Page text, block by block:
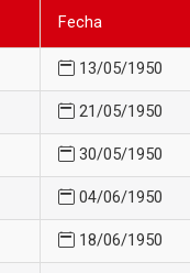
Fecha
13/05/1950
21/05/1950
30/05/1950
04/06/1950
18/06/1950